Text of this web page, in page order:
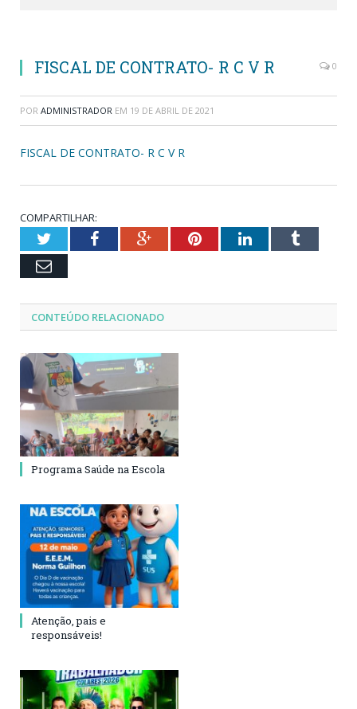
FISCAL DE CONTRATO- R C V R 0
POR ADMINISTRADOR EM 19 DE ABRIL DE 2021
FISCAL DE CONTRATO- R C V R
COMPARTILHAR:
TwitterFacebookGoogle+PinterestLinkedInTumblr
Email
CONTEÚDO RELACIONADO
Programa Saúde na Escola
Atenção, pais e
responsáveis!